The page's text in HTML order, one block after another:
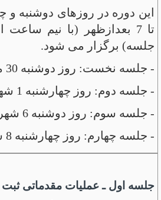
تا 7 بعدازظهر (با نیم
جلسه) برگزار می شود.
- جلسه نخست: روز دوشنبه 30 مرداد
- جلسه دوم: روز چهارشنبه 1 شهریور
- جلسه سوم: روز دوشنبه 6 شهریور
- جلسه چهارم: روز چهارشنبه 8 شهریور
جلسه اول ـ عملیات مقدماتی ثبت